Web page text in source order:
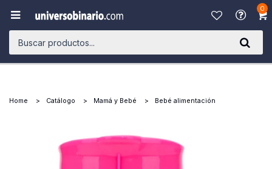
0

Home Catálogo Mamá y Bebé Bebé alimentación